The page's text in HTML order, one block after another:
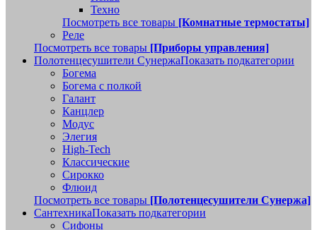
Техно
Посмотреть все товары [Комнатные термостаты]
Реле
Посмотреть все товары [Приборы управления]
Полотенцесушители СунержаПоказать подкатегории
Богема
Богема с полкой
Галант
Канцлер
Модус
Элегия
High-Tech
Классические
Сирокко
Флюид
Посмотреть все товары [Полотенцесушители Сунержа]
СантехникаПоказать подкатегории
Сифоны